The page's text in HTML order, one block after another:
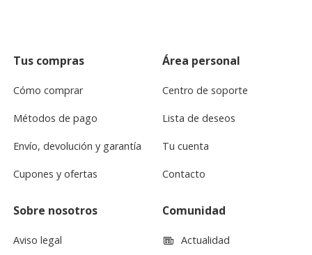
Tus compras
Cómo comprar
Métodos de pago
Envío, devolución y garantía
Cupones y ofertas
Área personal
Centro de soporte
Lista de deseos
Tu cuenta
Contacto
Sobre nosotros
Aviso legal
Comunidad
Actualidad